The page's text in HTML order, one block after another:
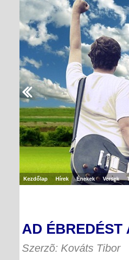
Kezdőlap Hírek Énekek Versek
AD ÉBREDÉST
Szerzõ: Kováts Tibor